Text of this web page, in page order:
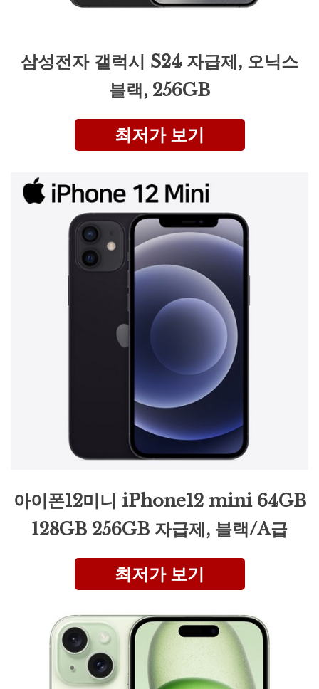
삼성전자 갤럭시 S24 자급제, 오닉스
블랙, 256GB
최저가 보기
아이폰12미니 iPhone12 mini 64GB
128GB 256GB 자급제, 블랙/A급
최저가 보기